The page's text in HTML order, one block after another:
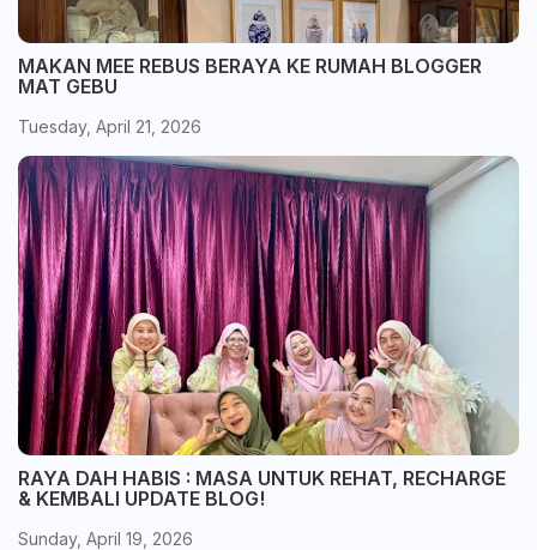
MAKAN MEE REBUS BERAYA KE RUMAH BLOGGER
MAT GEBU
Tuesday, April 21, 2026
RAYA DAH HABIS : MASA UNTUK REHAT, RECHARGE
& KEMBALI UPDATE BLOG!
Sunday, April 19, 2026